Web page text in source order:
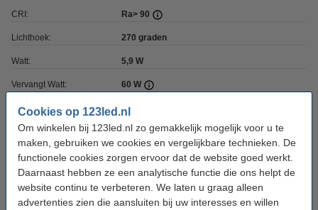
Cookies op 123led.nl
Om winkelen bij 123led.nl zo gemakkelijk mogelijk voor u te
maken, gebruiken we cookies en vergelijkbare technieken. De
functionele cookies zorgen ervoor dat de website goed werkt.
Daarnaast hebben ze een analytische functie die ons helpt de
website continu te verbeteren. We laten u graag alleen
advertenties zien die aansluiten bij uw interesses en willen
CRI: Ra> 90
Lichthoek: 270 graden
Watt: 5,9 W
Vervangt Watt: 60 W
Materiaal: Glas
Coating: Helder
Dimbaar: Ja
Voltage: 220-240
Ingangsfrequentie: 50-60Hz